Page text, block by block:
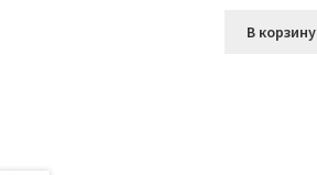
В корзину